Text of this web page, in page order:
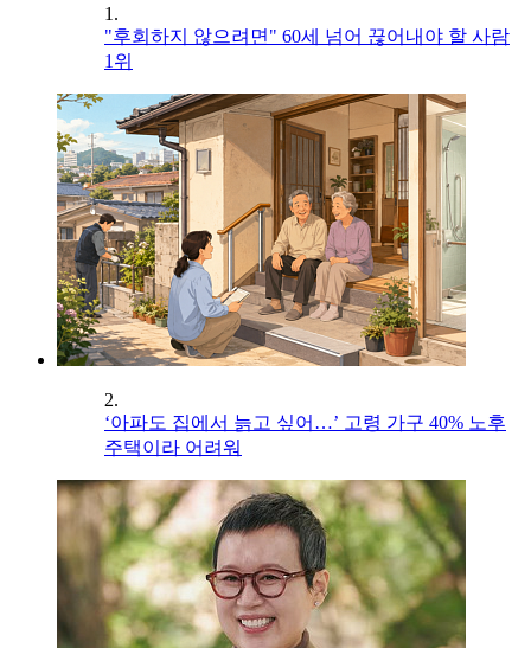
1.
"후회하지 않으려면" 60세 넘어 끊어내야 할 사람
1위
2.
‘아파도 집에서 늙고 싶어…’ 고령 가구 40% 노후
주택이라 어려워